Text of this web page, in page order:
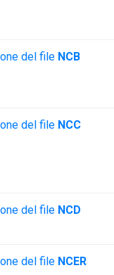
del file NCB
del file NCC
del file NCD
del file NCER